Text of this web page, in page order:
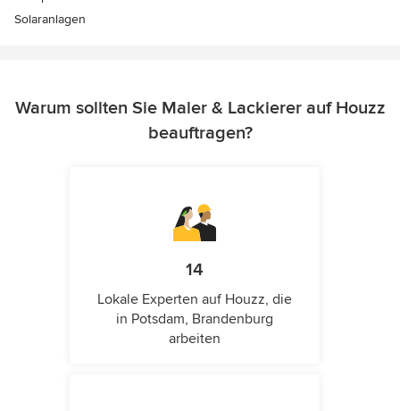
Solaranlagen
Warum sollten Sie Maler & Lackierer auf Houzz
beauftragen?
14
Lokale Experten auf Houzz, die
in Potsdam, Brandenburg
arbeiten